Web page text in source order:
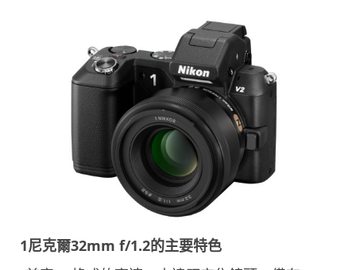
1尼克爾32mm f/1.2的主要特色